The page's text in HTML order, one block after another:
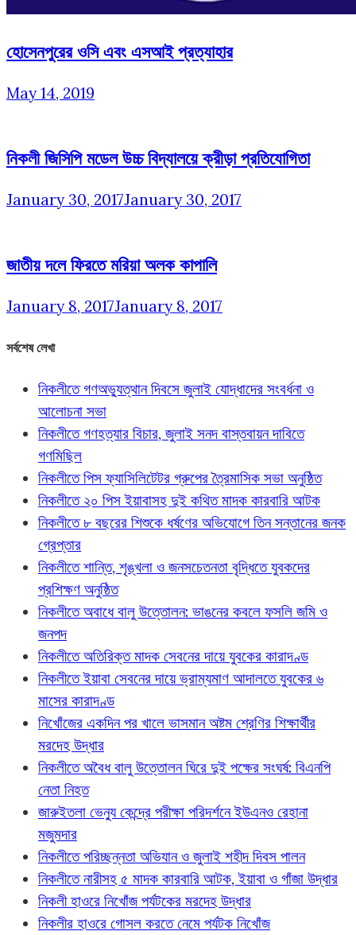
হোসেনপুরের ওসি এবং এসআই প্রত্যাহার
May 14, 2019
নিকলী জিসিপি মডেল উচ্চ বিদ্যালয়ে ক্রীড়া প্রতিযোগিতা
January 30, 2017January 30, 2017
জাতীয় দলে ফিরতে মরিয়া অলক কাপালি
January 8, 2017January 8, 2017
সর্বশেষ লেখা
নিকলীতে গণঅভ্যুত্থান দিবসে জুলাই যোদ্ধাদের সংবর্ধনা ও
আলোচনা সভা
নিকলীতে গণহত্যার বিচার, জুলাই সনদ বাস্তবায়ন দাবিতে
গণমিছিল
নিকলীতে পিস ফ্যাসিলিটেটর গ্রুপের ত্রৈমাসিক সভা অনুষ্ঠিত
নিকলীতে ২০ পিস ইয়াবাসহ দুই কথিত মাদক কারবারি আটক
নিকলীতে ৮ বছরের শিশুকে ধর্ষণের অভিযোগে তিন সন্তানের জনক
গ্রেপ্তার
নিকলীতে শান্তি, শৃঙ্খলা ও জনসচেতনতা বৃদ্ধিতে যুবকদের
প্রশিক্ষণ অনুষ্ঠিত
নিকলীতে অবাধে বালু উত্তোলন: ভাঙনের কবলে ফসলি জমি ও
জনপদ
নিকলীতে অতিরিক্ত মাদক সেবনের দায়ে যুবকের কারাদণ্ড
নিকলীতে ইয়াবা সেবনের দায়ে ভ্রাম্যমাণ আদালতে যুবকের ৬
মাসের কারাদণ্ড
নিখোঁজের একদিন পর খালে ভাসমান অষ্টম শ্রেণির শিক্ষার্থীর
মরদেহ উদ্ধার
নিকলীতে অবৈধ বালু উত্তোলন ঘিরে দুই পক্ষের সংঘর্ষ: বিএনপি
নেতা নিহত
জারুইতলা ভেন্যু কেন্দ্রে পরীক্ষা পরিদর্শনে ইউএনও রেহানা
মজুমদার
নিকলীতে পরিচ্ছন্নতা অভিযান ও জুলাই শহীদ দিবস পালন
নিকলীতে নারীসহ ৫ মাদক কারবারি আটক, ইয়াবা ও গাঁজা উদ্ধার
নিকলী হাওরে নিখোঁজ পর্যটকের মরদেহ উদ্ধার
নিকলীর হাওরে গোসল করতে নেমে পর্যটক নিখোঁজ